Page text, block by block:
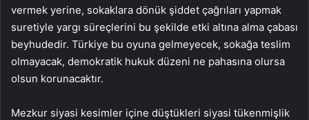
vermek yerine, sokaklara dönük şiddet çağrıları yapmak
suretiyle yargı süreçlerini bu şekilde etki altına alma çabası
beyhudedir. Türkiye bu oyuna gelmeyecek, sokağa teslim
olmayacak, demokratik hukuk düzeni ne pahasına olursa
olsun korunacaktır.
Mezkur siyasi kesimler içine düştükleri siyasi tükenmişlik